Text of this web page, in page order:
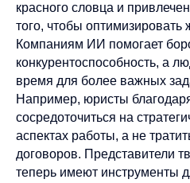
красного словца и
того, чтобы оптимизировать
Компаниям ИИ помогает
конкурентоспособность, а
время для более важных
Например, юристы
сосредоточиться на
аспектах работы, а не
договоров. Представители
теперь имеют инструменты